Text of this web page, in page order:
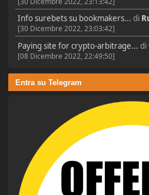
Info surebets su bookmakers... di
[30 Dicembre 2022, 23:03:42]
Paying site for crypto-arbitrage... di
[08 Dicembre 2022, 22:49:50]
Entra su Telegram